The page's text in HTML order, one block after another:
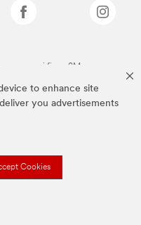
to enhance site
you advertisements
Cookies
firmy 3M.